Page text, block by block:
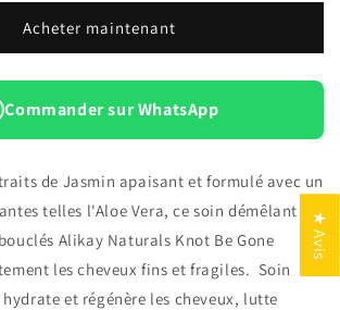
Knots
Be
Gone
Hair
Detangler
ML
Acheter maintenant
Commander sur WhatsApp
de Jasmin apaisant et formulé avec un
telles l'Aloe Vera, ce soin démêlant
Alikay Naturals Knot Be Gone
les cheveux fins et fragiles. Soin
et régénère les cheveux, lutte
★ Avis